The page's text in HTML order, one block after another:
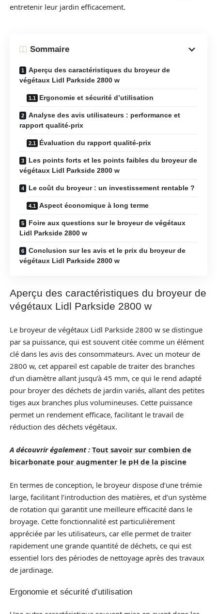
entretenir leur jardin efficacement.
Sommaire
Aperçu des caractéristiques du broyeur de
végétaux Lidl Parkside 2800 w
Ergonomie et sécurité d’utilisation
Analyse des avis utilisateurs : performance et
rapport qualité-prix
Évaluation du rapport qualité-prix
Les points forts et les points faibles du broyeur de
végétaux Lidl Parkside 2800 w
Le coût du broyeur : un investissement rentable ?
Aspect économique à long terme
Foire aux questions sur le broyeur de végétaux
Lidl Parkside 2800 w
Conclusion sur les avis et le prix du broyeur de
végétaux Lidl Parkside 2800 w
Aperçu des caractéristiques du broyeur de
végétaux Lidl Parkside 2800 w
Le broyeur de végétaux Lidl Parkside 2800 w se distingue
par sa puissance, qui est souvent citée comme un élément
clé dans les avis des consommateurs. Avec un moteur de
2800 w, cet appareil est capable de traiter des branches
d’un diamètre allant jusqu’à 45 mm, ce qui le rend adapté
pour broyer des déchets de jardin variés, allant des petites
tiges aux branches plus volumineuses. Cette puissance
permet un rendement efficace, facilitant le travail de
réduction des déchets végétaux.
A découvrir également : Tout savoir sur combien de
bicarbonate pour augmenter le pH de la piscine
En termes de conception, le broyeur dispose d’une trémie
large, facilitant l’introduction des matières, et d’un système
de rotation qui garantit une meilleure efficacité dans le
broyage. Cette fonctionnalité est particulièrement
appréciée par les utilisateurs, car elle permet de traiter
rapidement une grande quantité de déchets, ce qui est
essentiel lors des périodes de nettoyage après des travaux
de jardinage.
Ergonomie et sécurité d’utilisation